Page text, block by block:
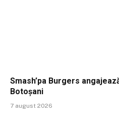
Smash’pa Burgers
Botoșani
7 august 2026